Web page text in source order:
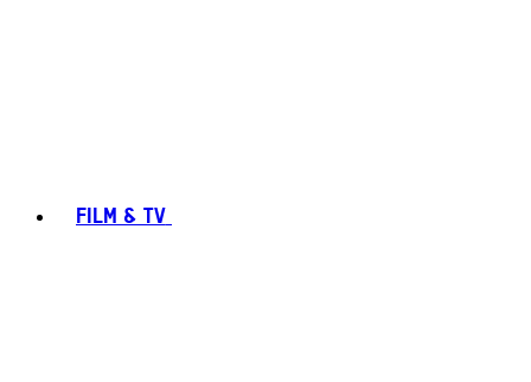
FILM & TV